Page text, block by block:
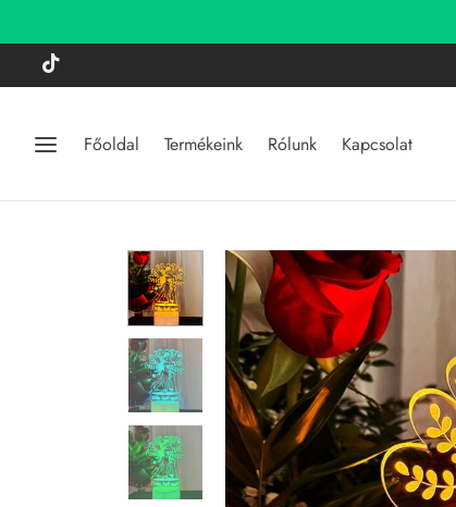
Főoldal Termékeink Rólunk Kapcsolat